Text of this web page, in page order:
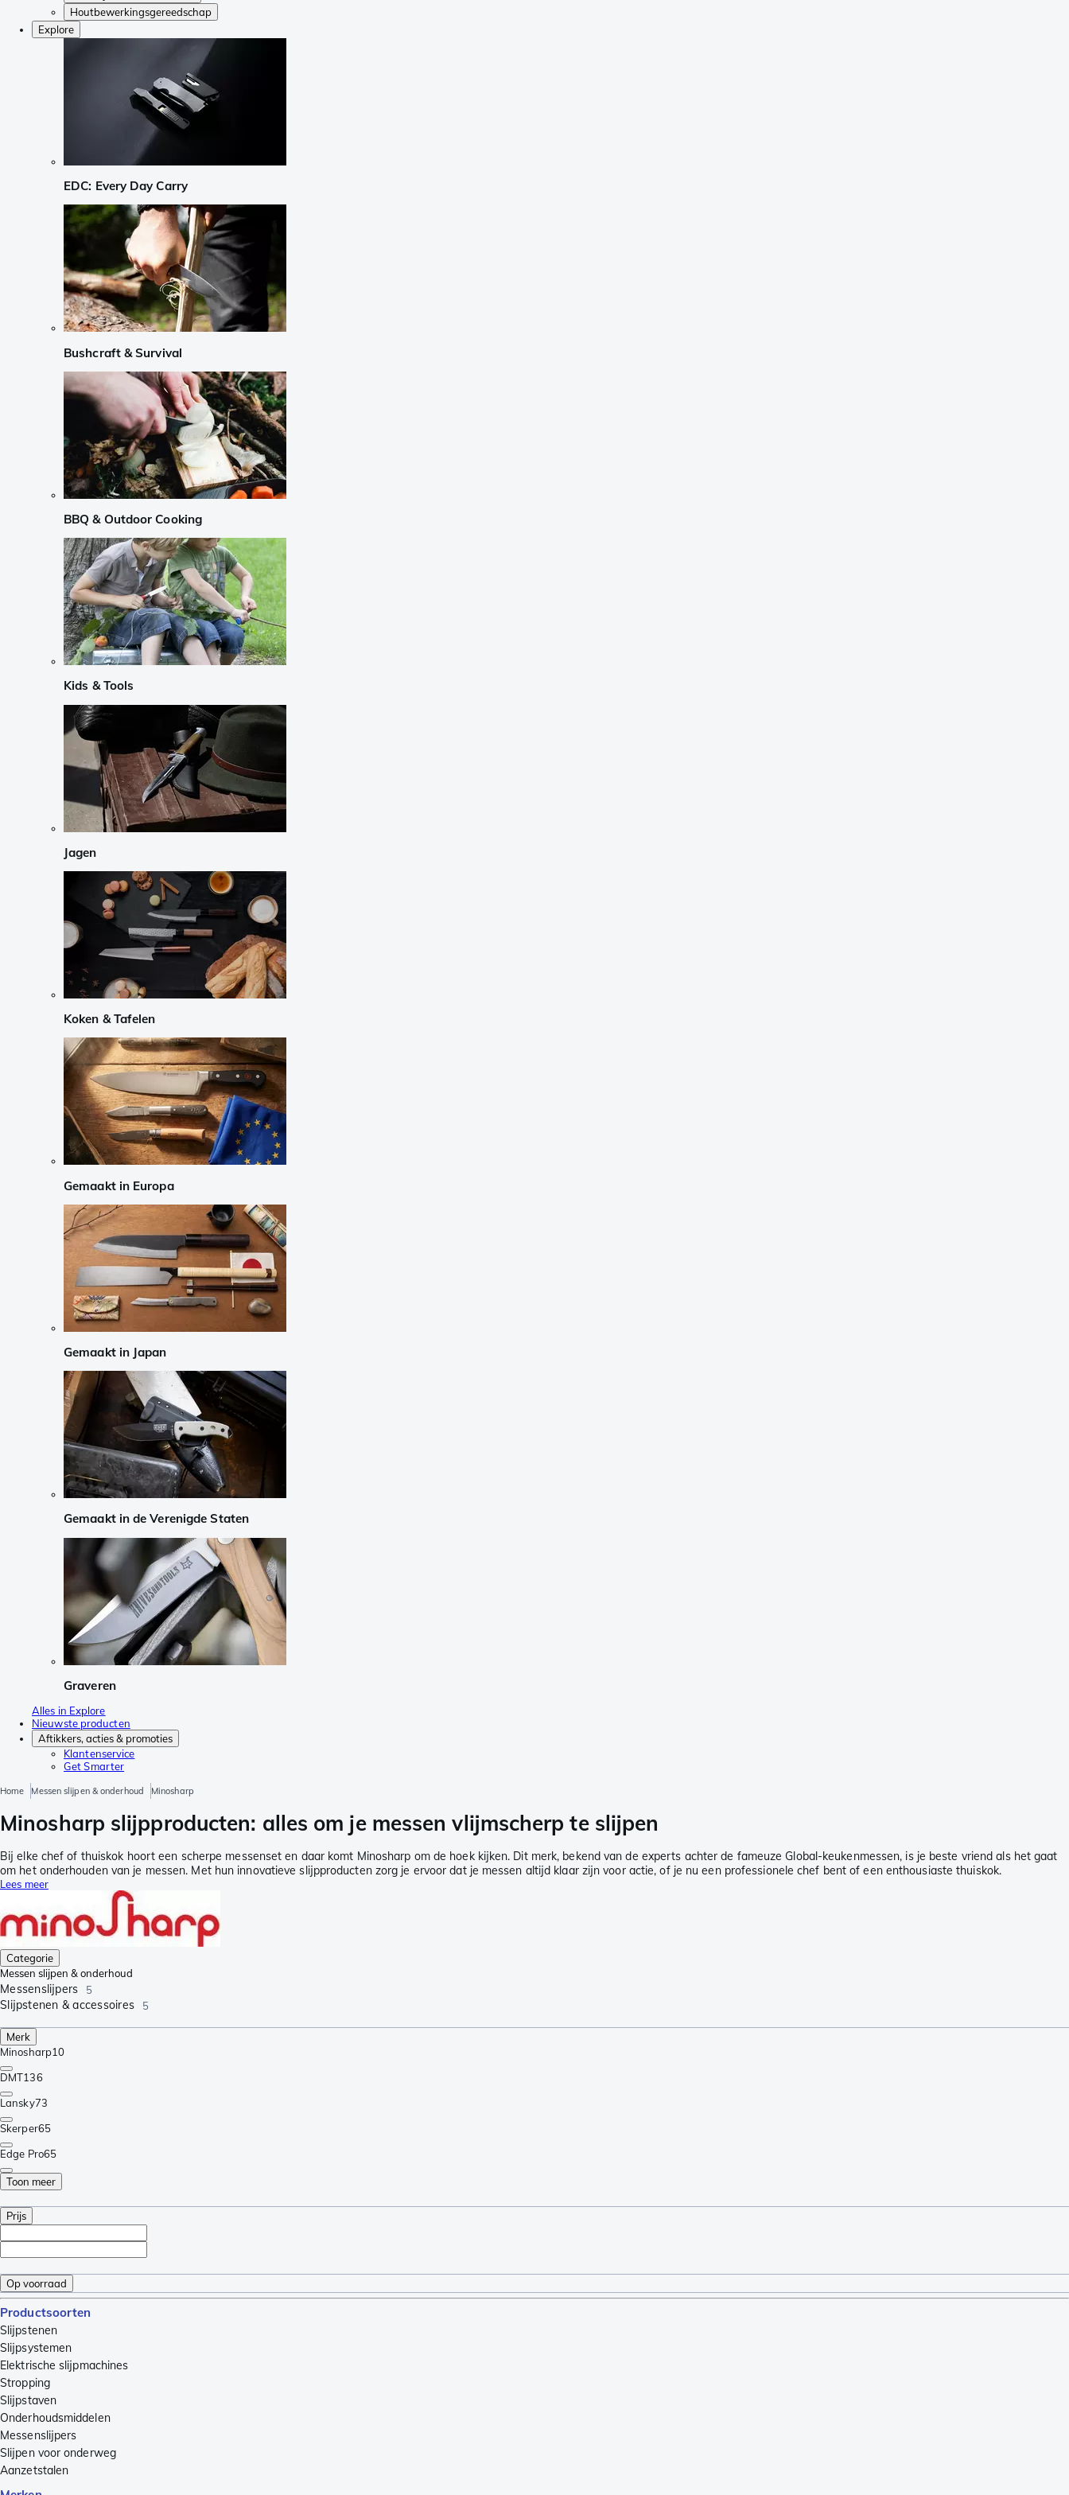
Houtbewerkingsgereedschap
Explore
EDC: Every Day Carry
Bushcraft & Survival
BBQ & Outdoor Cooking
Kids & Tools
Jagen
Koken & Tafelen
Gemaakt in Europa
Gemaakt in Japan
Gemaakt in de Verenigde Staten
Graveren
Alles in Explore
Nieuwste producten
Aftikkers, acties & promoties
Klantenservice
Get Smarter
Home Messen slijpen & onderhoud Minosharp
Minosharp slijpproducten: alles om je messen vlijmscherp te slijpen
Bij elke chef of thuiskok hoort een scherpe messenset en daar komt Minosharp om de hoek kijken. Dit merk, bekend van de experts achter de fameuze Global-keukenmessen, is je beste vriend als het gaat
om het onderhouden van je messen. Met hun innovatieve slijpproducten zorg je ervoor dat je messen altijd klaar zijn voor actie, of je nu een professionele chef bent of een enthousiaste thuiskok.
Lees meer
Categorie
Messen slijpen & onderhoud
Messenslijpers 5
Slijpstenen & accessoires 5
Merk
Minosharp10
DMT136
Lansky73
Skerper65
Edge Pro65
Toon meer
Prijs
Op voorraad
Productsoorten
Slijpstenen
Slijpsystemen
Elektrische slijpmachines
Stropping
Slijpstaven
Onderhoudsmiddelen
Messenslijpers
Slijpen voor onderweg
Aanzetstalen